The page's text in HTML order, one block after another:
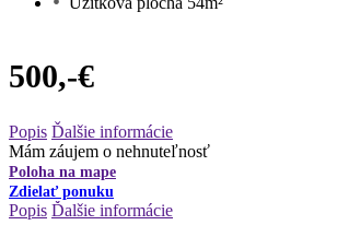
500,-€
Popis Ďalšie informácie
Mám záujem o nehnuteľnosť
Poloha na mape
Zdielať ponuku
Popis Ďalšie informácie